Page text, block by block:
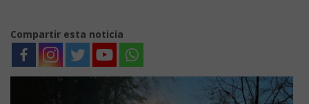
Compartir esta noticia